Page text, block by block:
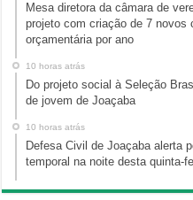
Mesa diretora da câmara de
projeto com criação de 7 novos
orçamentária por ano
10 horas atrás
Do projeto social à Seleção
de jovem de Joaçaba
10 horas atrás
Defesa Civil de Joaçaba alerta
temporal na noite desta quinta-